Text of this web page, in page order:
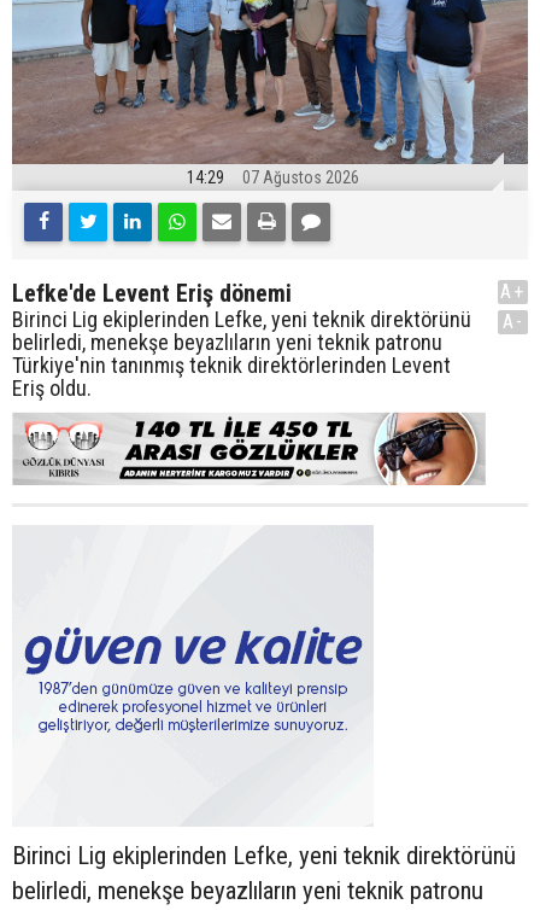
14:29 07 Ağustos 2026
Lefke'de Levent Eriş dönemi
Birinci Lig ekiplerinden Lefke, yeni teknik direktörünü
belirledi, menekşe beyazlıların yeni teknik patronu
Türkiye'nin tanınmış teknik direktörlerinden Levent
Eriş oldu.
A+
A-
Birinci Lig ekiplerinden Lefke, yeni teknik direktörünü
belirledi, menekşe beyazlıların yeni teknik patronu